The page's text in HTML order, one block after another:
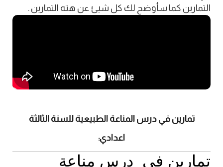
التمارين كما سأوضح لك كل شيئ عن هته التمارين .
تمارين في درس المناعة الطبيعية للسنة الثالثة
اعدادي: